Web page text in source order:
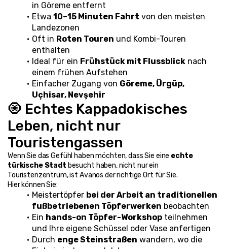
in Göreme entfernt
Etwa 10–15 Minuten Fahrt von den meisten
Landezonen
Oft in Roten Touren und Kombi-Touren
enthalten
Ideal für ein Frühstück mit Flussblick nach
einem frühen Aufstehen
Einfacher Zugang von Göreme, Ürgüp,
Uçhisar, Nevşehir
🧿 Echtes Kappadokisches
Leben, nicht nur
Touristengassen
Wenn Sie das Gefühl haben möchten, dass Sie eine echte
türkische Stadt besucht haben, nicht nur ein
Touristenzentrum, ist Avanos der richtige Ort für Sie.
Hier können Sie:
Meistertöpfer bei der Arbeit an traditionellen
fußbetriebenen Töpferwerken beobachten
Ein hands-on Töpfer-Workshop teilnehmen
und Ihre eigene Schüssel oder Vase anfertigen
Durch enge Steinstraßen wandern, wo die